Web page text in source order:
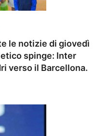
le notizie di giovedì
spinge: Inter
verso il Barcellona.